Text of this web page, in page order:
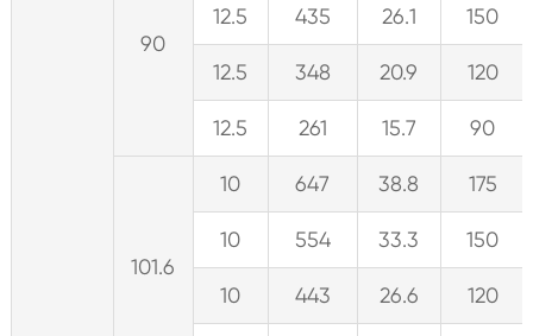
90
12.5 435 26.1 150
12.5 348 20.9 120
12.5 261 15.7 90
101.6
10 647 38.8 175
10 554 33.3 150
10 443 26.6 120